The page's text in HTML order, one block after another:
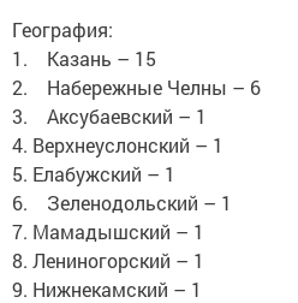
География:
1. Казань – 15
2. Набережные Челны – 6
3. Аксубаевский – 1
4. Верхнеуслонский – 1
5. Елабужский – 1
6. Зеленодольский – 1
7. Мамадышский – 1
8. Лениногорский – 1
9. Нижнекамский – 1